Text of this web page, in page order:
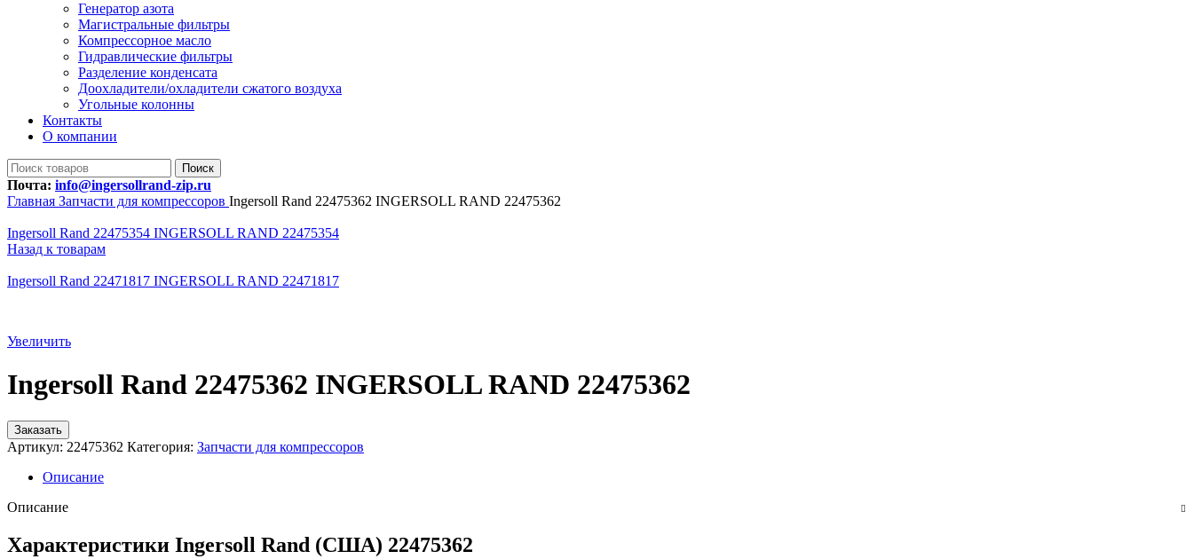
Генератор азота
Магистральные фильтры
Компрессорное масло
Гидравлические фильтры
Разделение конденсата
Доохладители/охладители сжатого воздуха
Угольные колонны
Контакты
О компании
Поиск
Почта: info@ingersollrand-zip.ru
Главная Запчасти для компрессоров Ingersoll Rand 22475362 INGERSOLL RAND 22475362
Ingersoll Rand 22475354 INGERSOLL RAND 22475354
Назад к товарам
Ingersoll Rand 22471817 INGERSOLL RAND 22471817
Увеличить
Ingersoll Rand 22475362 INGERSOLL RAND 22475362
Заказать
Артикул: 22475362 Категория: Запчасти для компрессоров
Описание
Описание
Характеристики Ingersoll Rand (США) 22475362